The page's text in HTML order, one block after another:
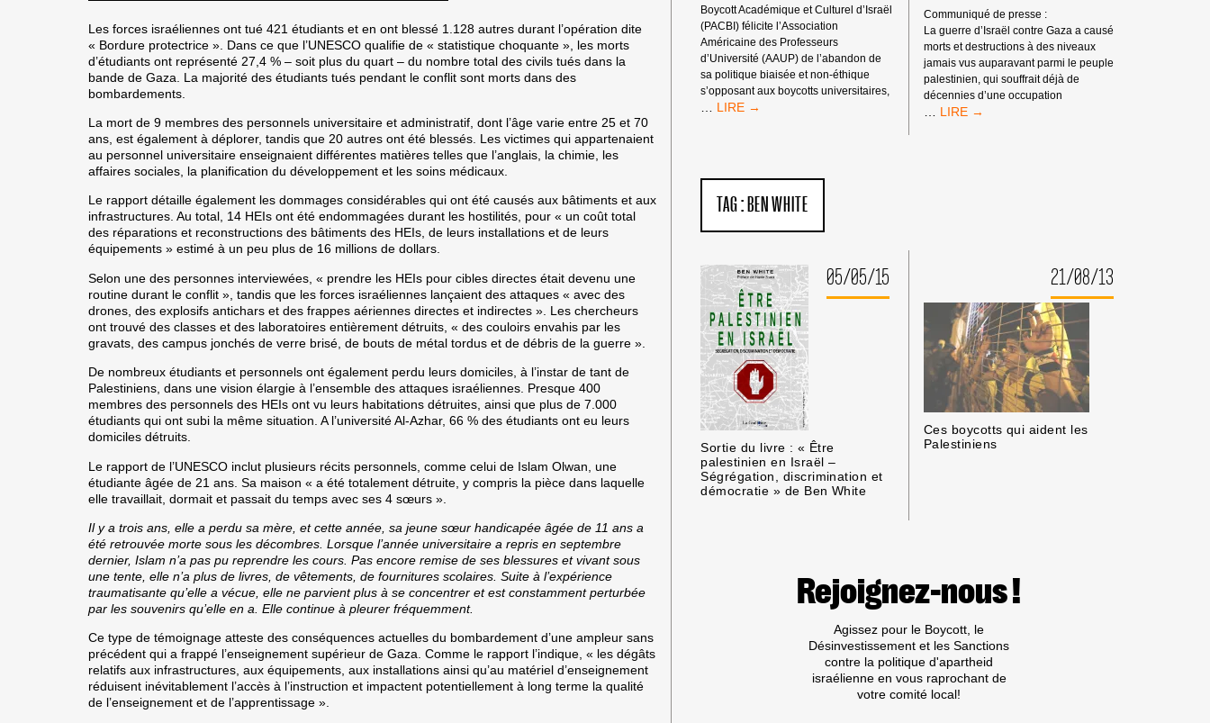
Les forces israéliennes ont tué 421 étudiants et en ont blessé 1.128 autres durant l’opération dite
« Bordure protectrice ». Dans ce que l’UNESCO qualifie de « statistique choquante », les morts
d’étudiants ont représenté 27,4 % – soit plus du quart – du nombre total des civils tués dans la
bande deGaza . La majorité des étudiants tués pendant le conflit sont morts dans des
bombardements.
La mort de 9 membres des personnels universitaire et administratif, dont l’âge varie entre 25 et 70
ans, est également à déplorer, tandis que 20 autres ont été blessés. Les victimes qui appartenaient
au personnel universitaire enseignaient différentes matières telles que l’anglais, la chimie, les
affaires sociales, la planification du développement et les soins médicaux.
Le rapport détaille également les dommages considérables qui ont été causés aux bâtiments et aux
infrastructures. Au total, 14 HEIs ont été endommagées durant les hostilités, pour « un coût total
des réparations et reconstructions des bâtiments des HEIs, de leurs installations et de leurs
équipements » estimé à un peu plus de 16 millions de dollars.
Selon une des personnes interviewées, « prendre les HEIs pour cibles directes était devenu une
routine durant le conflit », tandis que les forces israéliennes lançaient des attaques « avec des
drones, des explosifs antichars et des frappes aériennes directes et indirectes ». Les chercheurs
ont trouvé des classes et des laboratoires entièrement détruits, « des couloirs envahis par les
gravats, des campus jonchés de verre brisé, de bouts de métal tordus et de débris de la guerre ».
De nombreux étudiants et personnels ont également perdu leurs domiciles, à l’instar de tant de
Palestiniens, dans une vision élargie à l’ensemble des attaques israéliennes. Presque 400
membres des personnels des HEIs ont vu leurs habitations détruites, ainsi que plus de 7.000
étudiants qui ont subi la même situation. A l’université Al-Azhar, 66 % des étudiants ont eu leurs
domiciles détruits.
Le rapport de l’UNESCO inclut plusieurs récits personnels, comme celui de Islam Olwan, une
étudiante âgée de 21 ans. Sa maison « a été totalement détruite, y compris la pièce dans laquelle
elle travaillait, dormait et passait du temps avec ses 4 sœurs ».
Il y a trois ans, elle a perdu sa mère, et cette année, sa jeune sœur handicapée âgée de 11 ans a
été retrouvée morte sous les décombres. Lorsque l’année universitaire a repris en septembre
dernier, Islam n’a pas pu reprendre les cours. Pas encore remise de ses blessures et vivant sous
une tente, elle n’a plus de livres, de vêtements, de fournitures scolaires. Suite à l’expérience
traumatisante qu’elle a vécue, elle ne parvient plus à se concentrer et est constamment perturbée
par les souvenirs qu’elle en a. Elle continue à pleurer fréquemment.
Ce type de témoignage atteste des conséquences actuelles du bombardement d’une ampleur sans
précédent qui a frappé l’enseignement supérieur de Gaza. Comme le rapport l’indique, « les dégâts
relatifs aux infrastructures, aux équipements, aux installations ainsi qu’au matériel d’enseignement
réduisent inévitablement l’accès à l’instruction et impactent potentiellement à long terme la qualité
de l’enseignement et de l’apprentissage ».
ISRAÉLIENNE
REICHMAN !
Boycott Académique et Culturel d’Israël
(PACBI) félicite l’Association
Américaine des Professeurs
d’Université (AAUP) de l’abandon de
sa politique biaisée et non-éthique
s’opposant aux boycotts universitaires,
L’ASSOCIATION
INTENABLE
CONTRE
LES
BOYCOTTS
UNIVERSITAIRES
Communiqué de presse :
La guerre d’Israël contre Gaza a causé
morts et destructions à des niveaux
jamais vus auparavant parmi le peuple
palestinien, qui souffrait déjà de
décennies d’une occupation
DES
UNIVERSITAIRES
ISRAÉLIENNES
TAG : BEN WHITE
05/05/15
Sortie du livre : « Être
palestinien en Israël –
Ségrégation, discrimination et
démocratie » de Ben White
21/08/13
Ces boycotts qui aident les
Palestiniens
Rejoignez-nous !
Agissez pour le Boycott, le
Désinvestissement et les Sanctions
contre la politique d'apartheid
israélienne en vous raprochant de
votre comité local!